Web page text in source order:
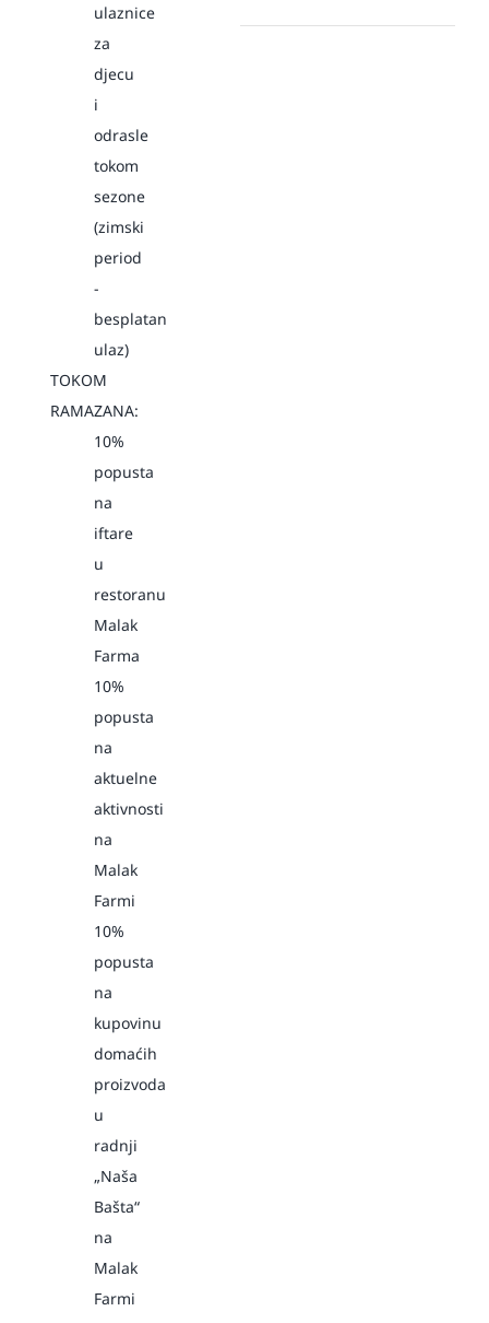
ulaznice
za
djecu
i
odrasle
tokom
sezone
(zimski
period
-
besplatan
ulaz)
TOKOM
RAMAZANA:
10%
popusta
na
iftare
u
restoranu
Malak
Farma
10%
popusta
na
aktuelne
aktivnosti
na
Malak
Farmi
10%
popusta
na
kupovinu
domaćih
proizvoda
u
radnji
„Naša
Bašta“
na
Malak
Farmi